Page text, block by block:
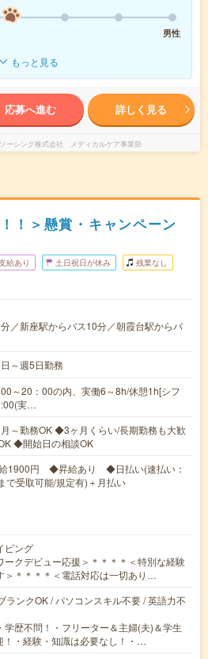
男性
もっと見る
応募へ進む 詳しく見る
ーシング株式会社 メディカルケア事業部
！＞懸賞・キャンペーン
給あり 土日祝日が休み 残業なし
／新座駅からバス10分／朝霞台駅からバ
～週5日勤務
～20：00の内、実働6～8h/休憩1h[シフ
実…
～勤務OK ◆3ヶ月くらい/長期勤務も大歓
◆開始日の相談OK
1900円 ◆昇給あり ◆日払い(速払い：
で受取可能/規定有)＋月払い
ピング
ークデビュー応援＞＊＊＊＊＜特別な経験
＞＊＊＊＊＜電話対応は一切あり…
ランクOK / パソコンスキル不要 / 英語力不
学歴不問！・フリーター＆主婦(夫)＆学生
！・経験・知識は必要なし！・…